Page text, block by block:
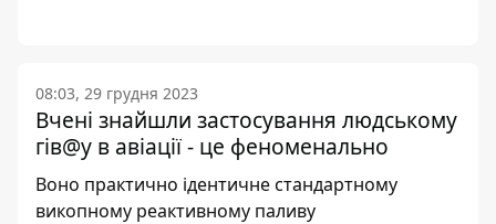
08:03, 29 грудня 2023
Вчені знайшли застосування людському
гів@у в авіації - це феноменально
Воно практично ідентичне стандартному
викопному реактивному паливу